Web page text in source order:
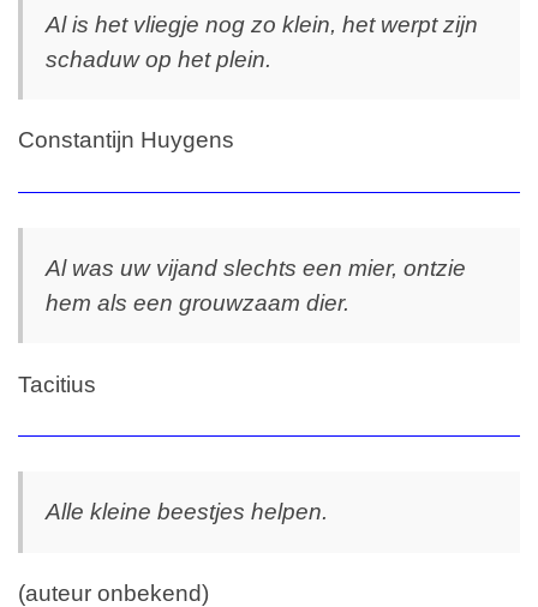
Al is het vliegje nog zo klein, het werpt zijn
schaduw op het plein.
Constantijn Huygens
Al was uw vijand slechts een mier, ontzie
hem als een grouwzaam dier.
Tacitius
Alle kleine beestjes helpen.
(auteur onbekend)